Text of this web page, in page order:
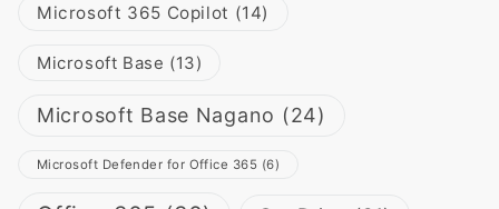
Microsoft 365 Copilot (14)
Microsoft Base (13)
Microsoft Base Nagano (24)
Microsoft Defender for Office 365 (6)